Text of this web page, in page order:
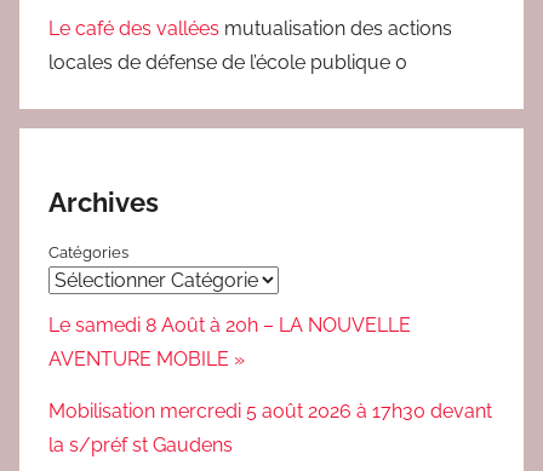
Le café des vallées mutualisation des actions
locales de défense de l’école publique 0
Archives
Catégories
Le samedi 8 Août à 20h – LA NOUVELLE
AVENTURE MOBILE »
Mobilisation mercredi 5 août 2026 à 17h30 devant
la s/préf st Gaudens